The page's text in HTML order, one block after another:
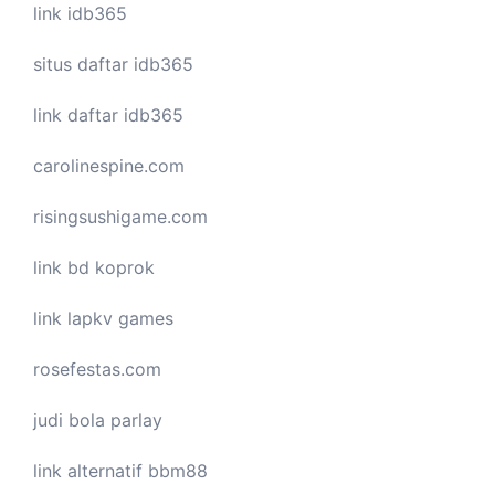
link idb365
situs daftar idb365
link daftar idb365
carolinespine.com
risingsushigame.com
link bd koprok
link lapkv games
rosefestas.com
judi bola parlay
link alternatif bbm88